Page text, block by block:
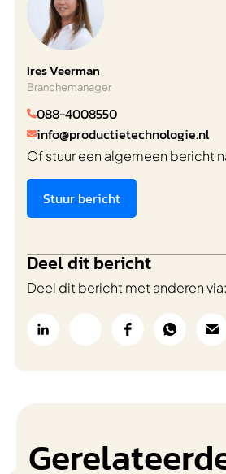
Ires Veerman
Branchemanager
088-4008550
info@productietechnologie.nl
Of stuur een algemeen bericht
Stuur bericht
Deel dit bericht
Deel dit bericht met anderen via: